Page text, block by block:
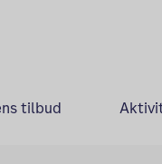
tilbud